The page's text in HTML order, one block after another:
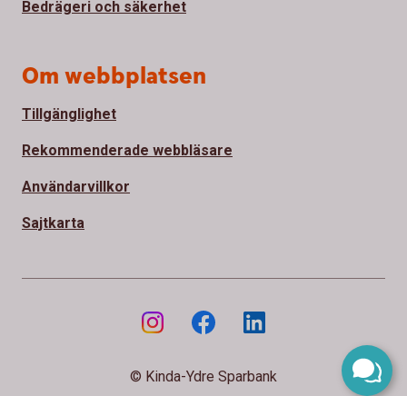
Bedrägeri och säkerhet
Om webbplatsen
Tillgänglighet
Rekommenderade webbläsare
Användarvillkor
Sajtkarta
© Kinda-Ydre Sparbank